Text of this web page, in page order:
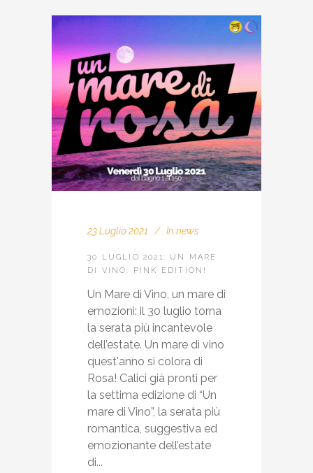
23 Luglio 2021 In news
30 LUGLIO 2021: UN MARE
DI VINO: PINK EDITION!
Un Mare di Vino, un mare di
emozioni: il 30 luglio torna
la serata più incantevole
dell’estate. Un mare di vino
quest'anno si colora di
Rosa! Calici già pronti per
la settima edizione di “Un
mare di Vino”, la serata più
romantica, suggestiva ed
emozionante dell’estate
di...